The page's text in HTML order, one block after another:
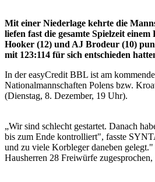
Mit einer Niederlage kehrte die
liefen fast die gesamte Spielzeit
Hooker (12) und AJ Brodeur (10)
mit 123:114 für sich entschieden
In der easyCredit BBL ist am
Nationalmannschaften Polens bzw.
(Dienstag, 8. Dezember, 19 Uhr).
„Wir sind schlecht gestartet. Danach
bis zum Ende kontrolliert", fasste
und zu viele Korbleger daneben
Hausherren 28 Freiwürfe zugesprochen,